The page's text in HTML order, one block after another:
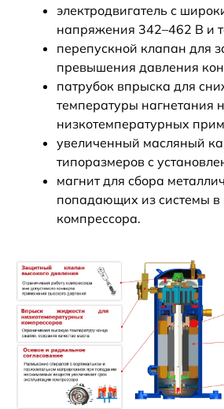
электродвигатель с
напряжения 342–462 В и
перепускной клапан для
превышения давления
патрубок впрыска для
температуры нагнетания
низкотемпературных
увеличенный масляный
типоразмеров с
магнит для сбора
попадающих из системы в
компрессора.